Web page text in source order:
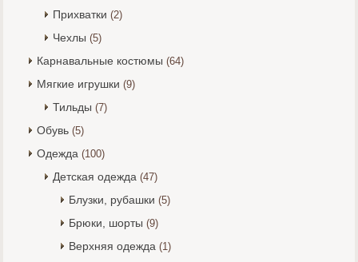
Прихватки (2)
Чехлы (5)
Карнавальные костюмы (64)
Мягкие игрушки (9)
Тильды (7)
Обувь (5)
Одежда (100)
Детская одежда (47)
Блузки, рубашки (5)
Брюки, шорты (9)
Верхняя одежда (1)